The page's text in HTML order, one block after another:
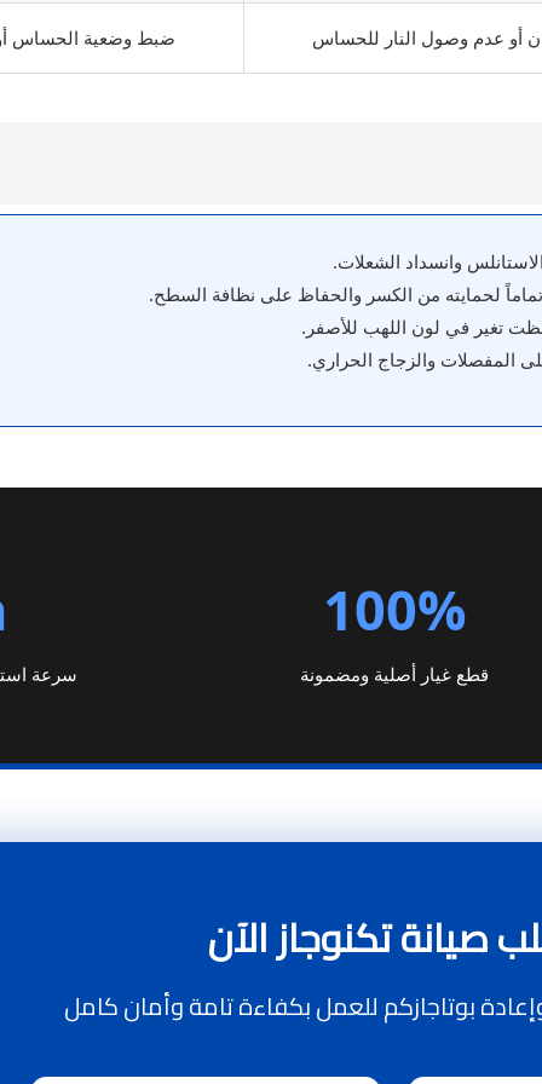
أو عدم وصول النار للحساس ضبط وضعية الحساس أو
وانسداد الشعلات.
لحمايته من الكسر والحفاظ على نظافة السطح.
تغير في لون اللهب للأصفر.
المفصلات والزجاج الحراري.
100%
قطع غيار أصلية ومضمونة سرعة
صيانة تكنوجاز الآن
بوتاجازكم للعمل بكفاءة تامة وأمان كامل